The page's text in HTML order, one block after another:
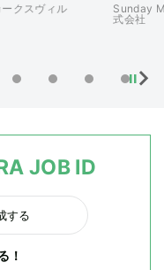
クスヴィル
Sunday
式会社
JOB ID
する
！